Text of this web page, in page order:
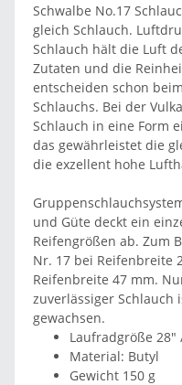
Schwalbe No.17
gleich Schlauch.
Schlauch hält die Luft
Zutaten und die
entscheiden schon
Schlauchs. Bei der
Schlauch in eine Form
das gewährleistet die
die exzellent hohe
und Güte deckt ein
Reifengrößen ab. Zum
Nr. 17 bei Reifenbreite
Reifenbreite 47 mm.
zuverlässiger
gewachsen.
Laufradgröße 28"
Material: Butyl
Gewicht 150 g